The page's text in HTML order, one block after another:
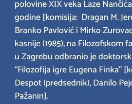
polovine XIX veka Laze
godine [komisija: Dragan M.
Branko Pavlović i Mirko
kasnije (1985), na Filozofskom
u Zagrebu odbranio je
“Filozofija igre Eugena Finka”
Despot (predsednik), Danilo
Pažanin].